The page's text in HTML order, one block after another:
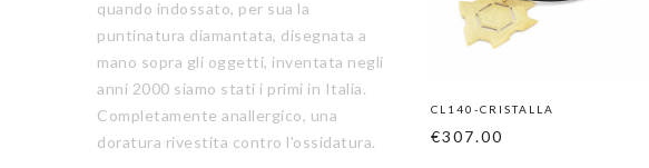
CL140-CRISTALLA
€307.00
quando indossato, per sua la
puntinatura diamantata, disegnata a
mano sopra gli oggetti, inventata negli
anni 2000 siamo stati i primi in Italia.
Completamente anallergico, una
doratura rivestita contro l'ossidatura.